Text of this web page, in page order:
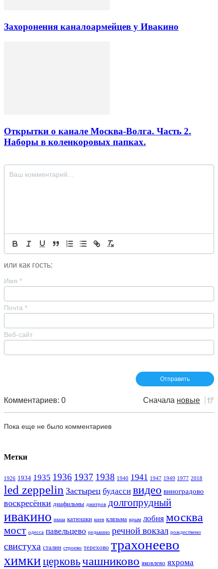
Захоронения каналоармейцев у Ивакино
Открытки о канале Москва-Волга. Часть 2.
Наборы в коленкоровых папках.
или как гость:
Имя *
Почта *
Веб-сайт
Комментариев: 0 Сначала новые
Пока еще не было комментариев
Метки
1926 1934 1935 1936 1937 1938 1940 1941 1947 1949 1977 2018
led zeppelin Застырец будасси видео виноградово
воскресёнки диафильмы дмитров долгопрудный
ивакино икша катюшки киев клязьма крым лобня москва
мост одесса павельцево редькино речной вокзал рождествено
свистуха сталин строево терехово трахонеево
химкицерковьчашниково яковлево яхрома